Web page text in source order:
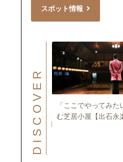
スポット情報
DISCOVER
⼩屋【出⽯永
「ここでやってみた
む芝居小屋【出石永